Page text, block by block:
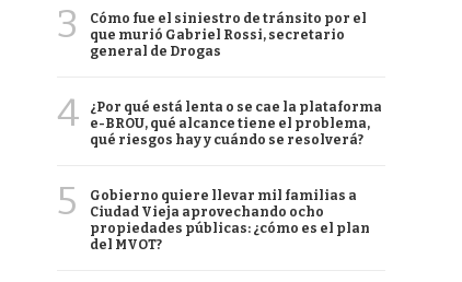
3
Cómo fue el siniestro de tránsito por el
que murió Gabriel Rossi, secretario
general de Drogas
4
¿Por qué está lenta o se cae la plataforma
e-BROU, qué alcance tiene el problema,
qué riesgos hay y cuándo se resolverá?
5
Gobierno quiere llevar mil familias a
Ciudad Vieja aprovechando ocho
propiedades públicas: ¿cómo es el plan
del MVOT?